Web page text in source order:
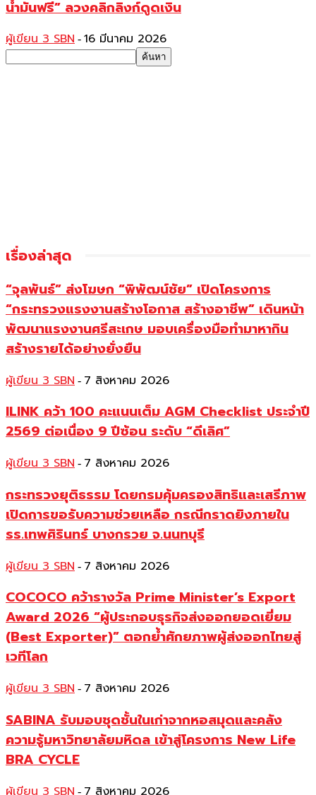
น้ำมันฟรี” ลวงคลิกลิงก์ดูดเงิน
ผู้เขียน 3 SBN - 16 มีนาคม 2026
เรื่องล่าสุด
“จุลพันธ์” ส่งโฆษก “พิพัฒน์ชัย” เปิดโครงการ
“กระทรวงแรงงานสร้างโอกาส สร้างอาชีพ” เดินหน้า
พัฒนาแรงงานศรีสะเกษ มอบเครื่องมือทำมาหากิน
สร้างรายได้อย่างยั่งยืน
ผู้เขียน 3 SBN - 7 สิงหาคม 2026
ILINK คว้า 100 คะแนนเต็ม AGM Checklist ประจำปี
2569 ต่อเนื่อง 9 ปีซ้อน ระดับ “ดีเลิศ”
ผู้เขียน 3 SBN - 7 สิงหาคม 2026
กระทรวงยุติธรรม โดยกรมคุ้มครองสิทธิและเสรีภาพ
เปิดการขอรับความช่วยเหลือ กรณีกราดยิงภายใน
รร.เทพศิรินทร์ บางกรวย จ.นนทบุรี
ผู้เขียน 3 SBN - 7 สิงหาคม 2026
COCOCO คว้ารางวัล Prime Minister’s Export
Award 2026 “ผู้ประกอบธุรกิจส่งออกยอดเยี่ยม
(Best Exporter)” ตอกย้ำศักยภาพผู้ส่งออกไทยสู่
เวทีโลก
ผู้เขียน 3 SBN - 7 สิงหาคม 2026
SABINA รับมอบชุดชั้นในเก่าจากหอสมุดและคลัง
ความรู้มหาวิทยาลัยมหิดล เข้าสู่โครงการ New Life
BRA CYCLE
ผู้เขียน 3 SBN - 7 สิงหาคม 2026